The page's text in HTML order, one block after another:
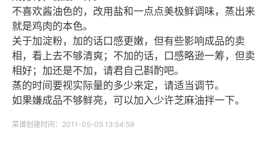
不喜欢酱油色的，改用盐和一点点美极鲜调味，蒸出来
就是鸡肉的本色。
关于加淀粉，加的话口感更嫩，但有些影响成品的卖
相，看上去不够清爽；不加的话，口感略逊一筹，但卖
相好；加还是不加，请君自己斟酌吧。
蒸的时间要视实际量的多少来定，请适当调节。
如果嫌成品不够鲜亮，可以加入少许芝麻油拌一下。
菜谱创建时间：2011-05-05 13:54:59